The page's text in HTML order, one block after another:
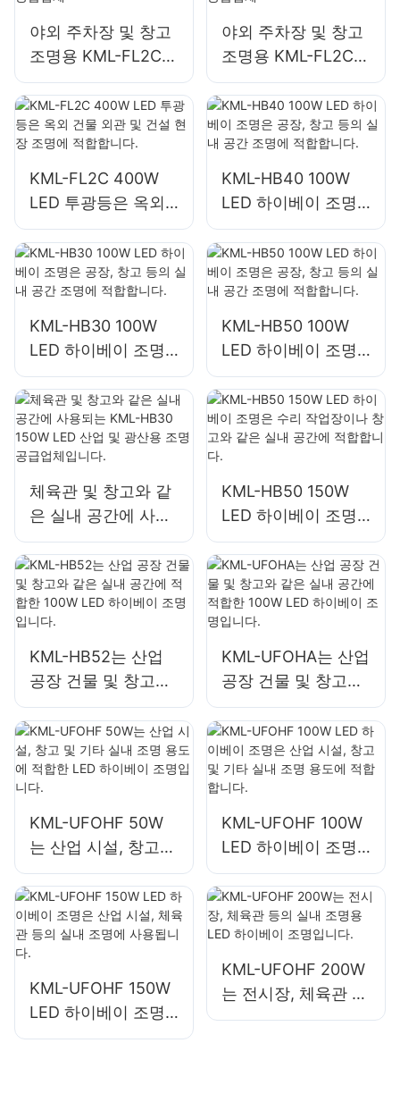
야외 주차장 및 창고
조명용 KML-FL2C
200W LED 투광등
공급업체
야외 주차장 및 창고
조명용 KML-FL2C
240W LED 투광등
공급업체
KML-FL2C 400W
LED 투광등은 옥외
건물 외관 및 건설 현
장 조명에 적합합니
다.
KML-HB40 100W
LED 하이베이 조명
은 공장, 창고 등의
실내 공간 조명에 적
합합니다.
KML-HB30 100W
LED 하이베이 조명
은 공장, 창고 등의
실내 공간 조명에 적
합합니다.
KML-HB50 100W
LED 하이베이 조명
은 공장, 창고 등의
실내 공간 조명에 적
합합니다.
체육관 및 창고와 같
은 실내 공간에 사용
되는 KML-HB30
150W LED 산업 및
광산용 조명 공급업
체입니다.
KML-HB50 150W
LED 하이베이 조명
은 수리 작업장이나
창고와 같은 실내 공
간에 적합합니다.
KML-HB52는 산업
공장 건물 및 창고와
같은 실내 공간에 적
합한 100W LED 하
이베이 조명입니다.
KML-UFOHA는 산업
공장 건물 및 창고와
같은 실내 공간에 적
합한 100W LED 하
이베이 조명입니다.
KML-UFOHF 50W
는 산업 시설, 창고
및 기타 실내 조명 용
도에 적합한 LED 하
이베이 조명입니다.
KML-UFOHF 100W
LED 하이베이 조명
은 산업 시설, 창고
및 기타 실내 조명 용
도에 적합합니다.
KML-UFOHF 150W
LED 하이베이 조명
은 산업 시설, 체육관
KML-UFOHF 200W
는 전시장, 체육관 등
의 실내 조명용 LED